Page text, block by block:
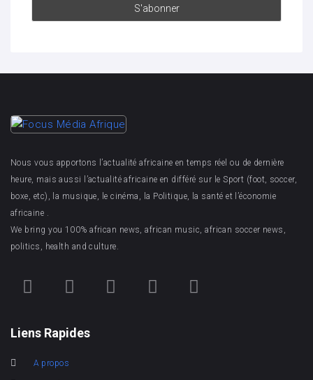
Nous vous apportons l’actualité africaine en temps réel ou de dernière
heure, mais aussi l’actualité africaine en différé sur le Sport (foot, soccer,
boxe, etc), la musique, le cinéma, la Politique, la santé et l’économie
africaine .
We bring you 100% african news, african music, african soccer news,
politics, health and culture.
Liens Rapides
A propos